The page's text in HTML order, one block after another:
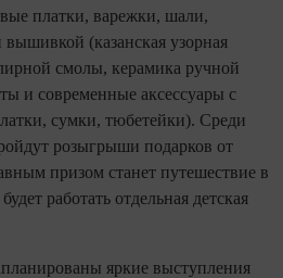
платки, варежки, шали,
(казанская узорная
смолы, керамика ручной
и современные аксессуары с
сумки, тюбетейки). Среди
розыгрыши подарков от
призом станет путешествие в
работать отдельная детская
яркие выступления